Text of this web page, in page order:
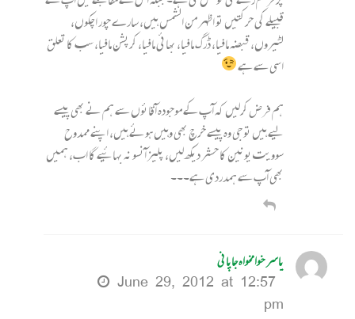
قبیلے کی حرکتیں تو اظہر من الشمس ہیں، سارے چور اچکوں،
لٹیروں، قبضہ مافیا، ڈرگ مافیا، بھائی مافیا، کرپشن مافیا، سب کا تعلق
اسی سے ہے
ہم فرض کرلیں کہ آپ کے موجودہ آقائوں سے ہم نے بھی پیسے
لیے ہیں تو جی وہ پیسے خرچ بھی وہیں ہوئے ہیں، اپنے ممدوح
سوویت یونین کا حشر دیکھ لیں، پلیز آنسو نہ بہائیے گا اب، ہمیں
بھی آپ سے ہمدردی ہے۔۔۔
یاسر خوامخواہ جاپانی
June 29, 2012 at 12:57
pm